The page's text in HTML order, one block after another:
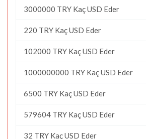
3000000 TRY Kaç USD Eder
220 TRY Kaç USD Eder
102000 TRY Kaç USD Eder
1000000000 TRY Kaç USD Eder
6500 TRY Kaç USD Eder
579604 TRY Kaç USD Eder
32 TRY Kaç USD Eder